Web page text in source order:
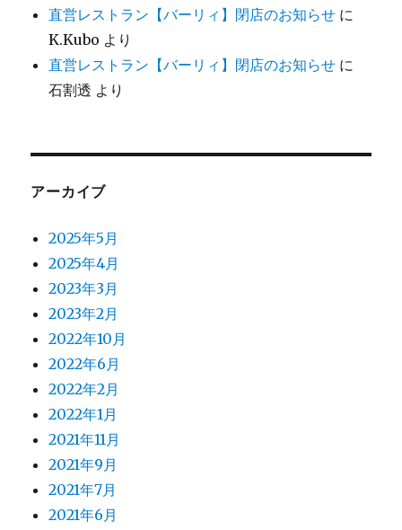
直営レストラン【バーリィ】閉店のお知らせ に
K.Kubo より
直営レストラン【バーリィ】閉店のお知らせ に
石割透 より
アーカイブ
2025年5月
2025年4月
2023年3月
2023年2月
2022年10月
2022年6月
2022年2月
2022年1月
2021年11月
2021年9月
2021年7月
2021年6月